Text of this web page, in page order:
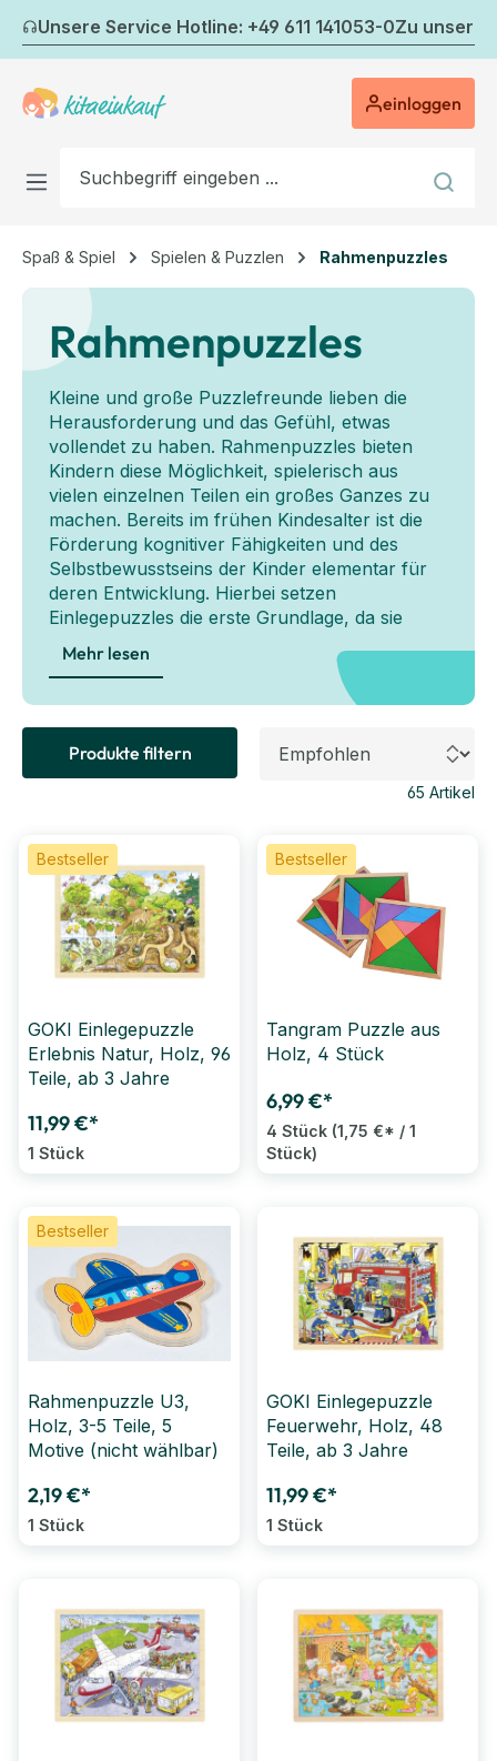
Zum Hauptinhalt springen
Unsere Service Hotline: +49 611 141053-0Zu
einloggen
Spaß & Spiel Spielen & Puzzlen Rahmenpuzzles
Rahmenpuzzles
Kleine und große Puzzlefreunde lieben die
Herausforderung und das Gefühl, etwas
vollendet zu haben. Rahmenpuzzles bieten
Kindern diese Möglichkeit, spielerisch aus
vielen einzelnen Teilen ein großes Ganzes zu
machen. Bereits im frühen Kindesalter ist die
Förderung kognitiver Fähigkeiten und des
Selbstbewusstseins der Kinder elementar für
deren Entwicklung. Hierbei setzen
Einlegepuzzles die erste Grundlage, da sie
anhand des Rahmens einfacher fertig zu
stellen sind und bereits grundlegende
pädagogische Themengebiete thematisieren
und Ausdauer, sowie ihr Selbstbewusstsein.
Puzzlefreundes!
Mehr lesen
Produkte filtern
65 Artikel
Bestseller
GOKI Einlegepuzzle
Erlebnis Natur, Holz, 96
Teile, ab 3 Jahre
11,99 €*
1 Stück
Bestseller
Tangram Puzzle aus
Holz, 4 Stück
6,99 €*
4 Stück (1,75 €* / 1
Stück)
Bestseller
Rahmenpuzzle U3,
Holz, 3-5 Teile, 5
Motive (nicht wählbar)
2,19 €*
1 Stück
GOKI Einlegepuzzle
Feuerwehr, Holz, 48
Teile, ab 3 Jahre
11,99 €*
1 Stück